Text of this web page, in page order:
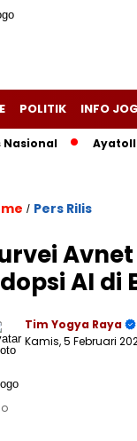
POLITIK INFO
Ayatollah
/ Pers Rilis
AI di
Tim Yogya Raya
Kamis, 5 Februari